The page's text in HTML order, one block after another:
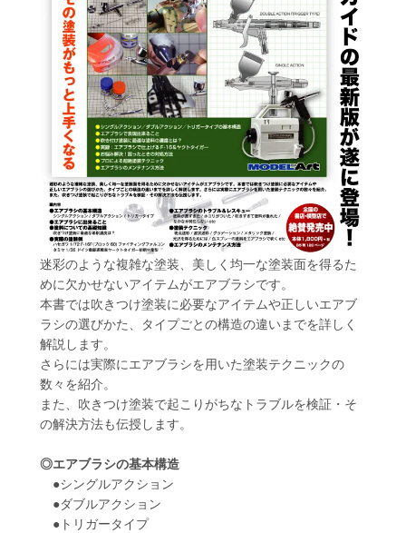
迷彩のような複雑な塗装、美しく均一な塗装面を得るた
めに欠かせないアイテムがエアブラシです。
本書では吹きつけ塗装に必要なアイテムや正しいエアブ
ラシの選びかた、タイプごとの構造の違いまでを詳しく
解説します。
さらには実際にエアブラシを用いた塗装テクニックの
数々を紹介。
また、吹きつけ塗装で起こりがちなトラブルを検証・そ
の解決方法も伝授します。
◎エアブラシの基本構造
●シングルアクション
●ダブルアクション
●トリガータイプ